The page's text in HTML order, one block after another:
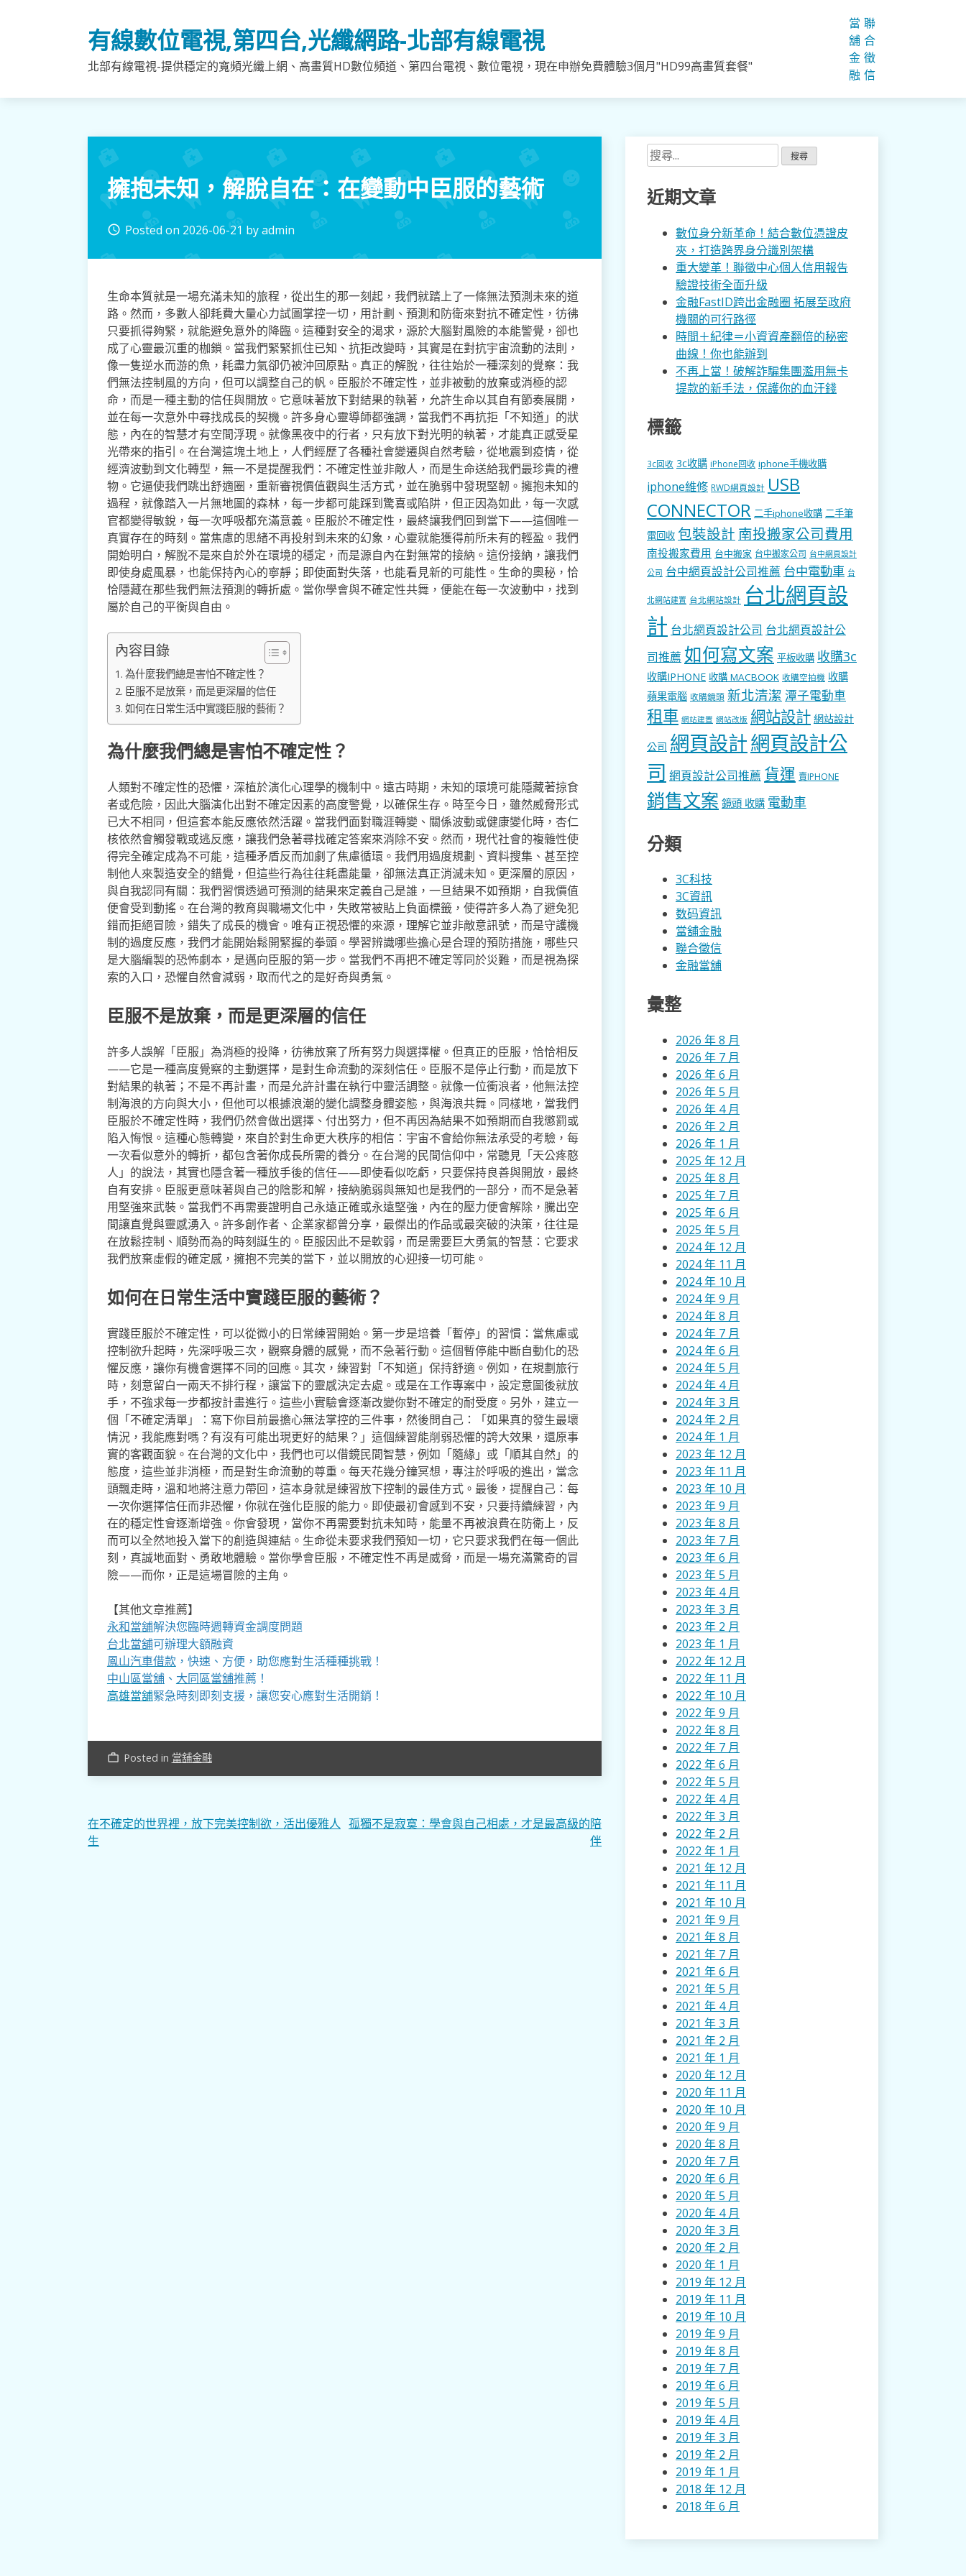
有線數位電視,第四台,光纖網路-北部有線電視
北部有線電視-提供穩定的寬頻光纖上網、高畫質HD數位頻道、第四台電視、數位電視，現在申辦免費體驗3個月"HD99高畫質套餐"
當
舖
金
融
聯
合
徵
信
擁抱未知，解脫自在：在變動中臣服的藝術
access_time Posted on 2026-06-21 byadmin
生命本質就是一場充滿未知的旅程，從出生的那一刻起，我們就踏上了一條無法預測未來的道
路。然而，多數人卻耗費大量心力試圖掌控一切，用計劃、預測和防衛來對抗不確定性，彷彿
只要抓得夠緊，就能避免意外的降臨。這種對安全的渴求，源於大腦對風險的本能警覺，卻也
成了心靈最沉重的枷鎖。當我們緊緊抓住已知、抗拒改變時，其實是在對抗宇宙流動的法則，
像一隻逆水而游的魚，耗盡力氣卻仍被沖回原點。真正的解脫，往往始於一種深刻的覺察：我
們無法控制風的方向，但可以調整自己的帆。臣服於不確定性，並非被動的放棄或消極的認
命，而是一種主動的信任與開放。它意味著放下對結果的執著，允許生命以其自有節奏展開，
並在每一次意外中尋找成長的契機。許多身心靈導師都強調，當我們不再抗拒「不知道」的狀
態，內在的智慧才有空間浮現。就像黑夜中的行者，只有放下對光明的執著，才能真正感受星
光帶來的指引。在台灣這塊土地上，人們經歷了各種社會變遷與自然考驗，從地震到疫情，從
經濟波動到文化轉型，無一不是提醒我們：不確定性並非敵人，而是生命送給我們最珍貴的禮
物。它逼使我們跳出舒適圈，重新審視價值觀與生活方式，並在脆弱中發現堅韌。擁抱未知的
過程，就像踏入一片無地圖的森林，每一步都可能踩到驚喜或陷阱，但正因為如此，每一次感
官都變得敏銳，每一次呼吸都充滿意義。臣服於不確定性，最終讓我們回到當下——這個唯一
真實存在的時刻。當焦慮的思緒不再投射到未來的幻象，心靈就能獲得前所未有的輕盈。我們
開始明白，解脫不是來自於外在環境的穩定，而是源自內在對無常的接納。這份接納，讓我們
即使身處風暴，也能保持內心的寧靜；即使面對失落，也能看見新的可能性。生命的奧秘，恰
恰隱藏在那些我們無法預測的轉折處。當你學會與不確定性共舞，便能在每一次波動中，找到
屬於自己的平衡與自由。
內容目錄
為什麼我們總是害怕不確定性？
臣服不是放棄，而是更深層的信任
如何在日常生活中實踐臣服的藝術？
為什麼我們總是害怕不確定性？
人類對不確定性的恐懼，深植於演化心理學的機制中。遠古時期，未知的環境可能隱藏著掠食
者或危險，因此大腦演化出對不確定因素的高度警覺，以確保生存。時至今日，雖然威脅形式
已大不相同，但這套本能反應依然活躍。當我們面對職涯轉變、關係波動或健康變化時，杏仁
核依然會觸發戰或逃反應，讓我們急著尋找確定答案來消除不安。然而，現代社會的複雜性使
得完全確定成為不可能，這種矛盾反而加劇了焦慮循環。我們用過度規劃、資料搜集、甚至控
制他人來製造安全的錯覺，但這些行為往往耗盡能量，卻無法真正消滅未知。更深層的原因，
與自我認同有關：我們習慣透過可預測的結果來定義自己是誰，一旦結果不如預期，自我價值
便會受到動搖。在台灣的教育與職場文化中，失敗常被貼上負面標籤，使得許多人為了避免犯
錯而拒絕冒險，錯失了成長的機會。唯有正視恐懼的來源，理解它並非敵意訊號，而是守護機
制的過度反應，我們才能開始鬆開緊握的拳頭。學習辨識哪些擔心是合理的預防措施，哪些只
是大腦編製的恐怖劇本，是邁向臣服的第一步。當我們不再把不確定等同於災難，而是視為探
索的入口，恐懼自然會減弱，取而代之的是好奇與勇氣。
臣服不是放棄，而是更深層的信任
許多人誤解「臣服」為消極的投降，彷彿放棄了所有努力與選擇權。但真正的臣服，恰恰相反
——它是一種高度覺察的主動選擇，是對生命流動的深刻信任。臣服不是停止行動，而是放下
對結果的執著；不是不再計畫，而是允許計畫在執行中靈活調整。就像一位衝浪者，他無法控
制海浪的方向與大小，但他可以根據浪潮的變化調整身體姿態，與海浪共舞。同樣地，當我們
臣服於不確定性時，我們仍然會做出選擇、付出努力，但不再因為結果不如預期而自我懲罰或
陷入悔恨。這種心態轉變，來自於對生命更大秩序的相信：宇宙不會給你無法承受的考驗，每
一次看似意外的轉折，都包含著你成長所需的養分。在台灣的民間信仰中，常聽見「天公疼憨
人」的說法，其實也隱含著一種放手後的信任——即使看似吃虧，只要保持良善與開放，最終
自有安排。臣服更意味著與自己的陰影和解，接納脆弱與無知也是我們的一部分，而不是急著
用堅強來武裝。當我們不再需要證明自己永遠正確或永遠堅強，內在的壓力便會解除，騰出空
間讓直覺與靈感湧入。許多創作者、企業家都曾分享，最傑出的作品或最突破的決策，往往是
在放鬆控制、順勢而為的時刻誕生的。臣服因此不是軟弱，而是需要巨大勇氣的智慧：它要求
我們放棄虛假的確定感，擁抱不完美的當下，並以開放的心迎接一切可能。
如何在日常生活中實踐臣服的藝術？
實踐臣服於不確定性，可以從微小的日常練習開始。第一步是培養「暫停」的習慣：當焦慮或
控制欲升起時，先深呼吸三次，觀察身體的感覺，而不急著行動。這個暫停能中斷自動化的恐
懼反應，讓你有機會選擇不同的回應。其次，練習對「不知道」保持舒適。例如，在規劃旅行
時，刻意留白一兩天不排行程，讓當下的靈感決定去處。或是在工作專案中，設定意圖後就放
手，不強求每一步都按計畫進行。這些小實驗會逐漸改變你對不確定的耐受度。另外，建立一
個「不確定清單」：寫下你目前最擔心無法掌控的三件事，然後問自己：「如果真的發生最壞
情況，我能應對嗎？有沒有可能出現更好的結果？」這個練習能削弱恐懼的誇大效果，還原事
實的客觀面貌。在台灣的文化中，我們也可以借鏡民間智慧，例如「隨緣」或「順其自然」的
態度，這些並非消極，而是對生命流動的尊重。每天花幾分鐘冥想，專注於呼吸的進出，當念
頭飄走時，溫和地將注意力帶回，這本身就是練習放下控制的最佳方式。最後，提醒自己：每
一次你選擇信任而非恐懼，你就在強化臣服的能力。即使最初會感到不安，只要持續練習，內
在的穩定性會逐漸增強。你會發現，當你不再需要對抗未知時，能量不再被浪費在防衛上，反
而可以全然地投入當下的創造與連結。生命從未要求我們預知一切，它只要求我們在每一個此
刻，真誠地面對、勇敢地體驗。當你學會臣服，不確定性不再是威脅，而是一場充滿驚奇的冒
險——而你，正是這場冒險的主角。
【其他文章推薦】
永和當舖解決您臨時週轉資金調度問題
台北當舖可辦理大額融資
鳳山汽車借款，快速、方便，助您應對生活種種挑戰！
中山區當舖、 大同區當舖推薦！
高雄當舖緊急時刻即刻支援，讓您安心應對生活開銷！
work_outline Posted in 當舖金融
文
章
在不確定的世界裡，放下完美控制欲，活出優雅人
生
孤獨不是寂寞：學會與自己相處，才是最高級的陪
伴
搜
尋
關
鍵
近期文章
數位身分新革命！結合數位憑證皮
夾，打造跨界身分識別架構
重大變革！聯徵中心個人信用報告
驗證技術全面升級
金融FastID跨出金融圈 拓展至政府
機關的可行路徑
時間＋紀律＝小資資產翻倍的秘密
曲線！你也能辦到
不再上當！破解詐騙集團濫用無卡
提款的新手法，保護你的血汗錢
標籤
3c回收 3c收購 iPhone回收 iphone手機收購
iphone維修 RWD網頁設計 USB
CONNECTOR 二手iphone收購 二手筆
電回收 包裝設計 南投搬家公司費用
南投搬家費用 台中搬家 台中搬家公司 台中網頁設計
公司 台中網頁設計公司推薦 台中電動車 台
北網站建置 台北網站設計 台北網頁設
計 台北網頁設計公司 台北網頁設計公
司推薦 如何寫文案 平板收購 收購3c
收購IPHONE 收購 MACBOOK 收購空拍機 收購
蘋果電腦 收購鏡頭 新北清潔 潭子電動車
租車 網站建置 網站改版 網站設計 網站設計
公司 網頁設計網頁設計公
司 網頁設計公司推薦 貨運 賣IPHONE
銷售文案 鏡頭 收購 電動車
分類
3C科技
3C資訊
数码資訊
當舖金融
聯合徵信
金融當舖
彙整
2026 年 8 月
2026 年 7 月
2026 年 6 月
2026 年 5 月
2026 年 4 月
2026 年 2 月
2026 年 1 月
2025 年 12 月
2025 年 8 月
2025 年 7 月
2025 年 6 月
2025 年 5 月
2024 年 12 月
2024 年 11 月
2024 年 10 月
2024 年 9 月
2024 年 8 月
2024 年 7 月
2024 年 6 月
2024 年 5 月
2024 年 4 月
2024 年 3 月
2024 年 2 月
2024 年 1 月
2023 年 12 月
2023 年 11 月
2023 年 10 月
2023 年 9 月
2023 年 8 月
2023 年 7 月
2023 年 6 月
2023 年 5 月
2023 年 4 月
2023 年 3 月
2023 年 2 月
2023 年 1 月
2022 年 12 月
2022 年 11 月
2022 年 10 月
2022 年 9 月
2022 年 8 月
2022 年 7 月
2022 年 6 月
2022 年 5 月
2022 年 4 月
2022 年 3 月
2022 年 2 月
2022 年 1 月
2021 年 12 月
2021 年 11 月
2021 年 10 月
2021 年 9 月
2021 年 8 月
2021 年 7 月
2021 年 6 月
2021 年 5 月
2021 年 4 月
2021 年 3 月
2021 年 2 月
2021 年 1 月
2020 年 12 月
2020 年 11 月
2020 年 10 月
2020 年 9 月
2020 年 8 月
2020 年 7 月
2020 年 6 月
2020 年 5 月
2020 年 4 月
2020 年 3 月
2020 年 2 月
2020 年 1 月
2019 年 12 月
2019 年 11 月
2019 年 10 月
2019 年 9 月
2019 年 8 月
2019 年 7 月
2019 年 6 月
2019 年 5 月
2019 年 4 月
2019 年 3 月
2019 年 2 月
2019 年 1 月
2018 年 12 月
2018 年 6 月